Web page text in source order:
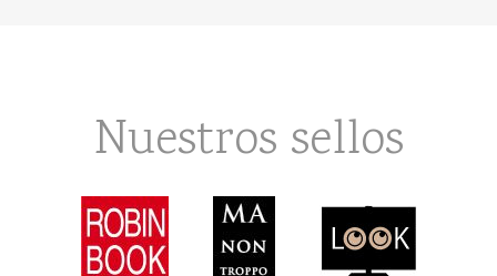
Nuestros sellos